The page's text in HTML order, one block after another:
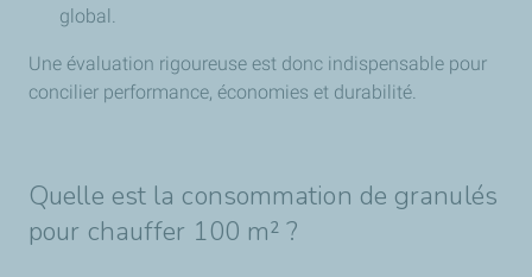
global.
Une évaluation rigoureuse est donc indispensable pour
concilier performance, économies et durabilité.
Quelle est la consommation de granulés
pour chauffer 100 m² ?